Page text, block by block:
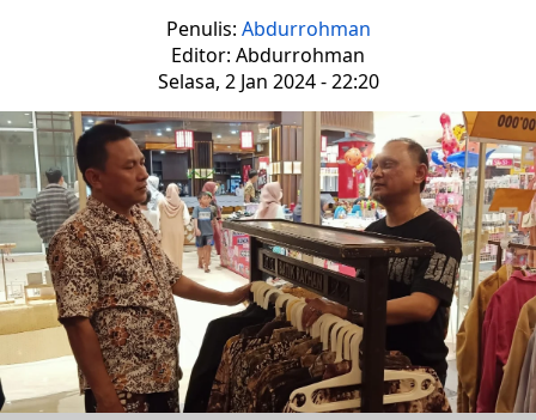
Penulis: Abdurrohman
Editor: Abdurrohman
Selasa, 2 Jan 2024 - 22:20